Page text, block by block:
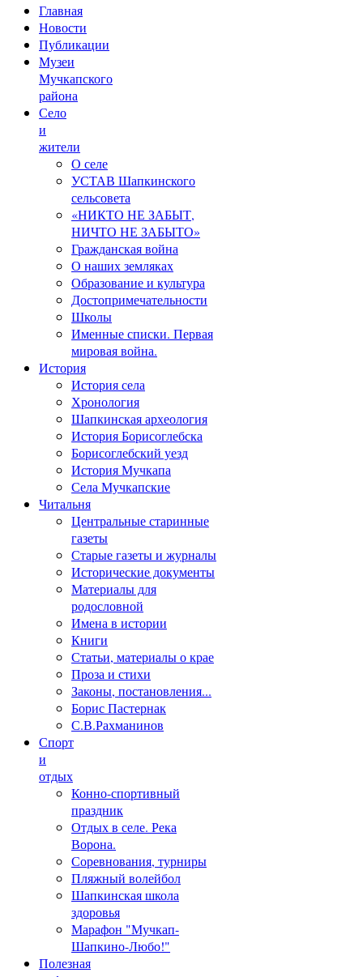
Главная
Новости
Публикации
Музеи
Мучкапского
района
Село
и
жители
О селе
УСТАВ Шапкинского
сельсовета
«НИКТО НЕ ЗАБЫТ,
НИЧТО НЕ ЗАБЫТО»
Гражданская война
О наших земляках
Образование и культура
Достопримечательности
Школы
Именные списки. Первая
мировая война.
История
История села
Хронология
Шапкинская археология
История Борисоглебска
Борисоглебский уезд
История Мучкапа
Села Мучкапские
Читальня
Центральные старинные
газеты
Старые газеты и журналы
Исторические документы
Материалы для
родословной
Имена в истории
Книги
Статьи, материалы о крае
Проза и стихи
Законы, постановления...
Борис Пастернак
С.В.Рахманинов
Спорт
и
отдых
Конно-спортивный
праздник
Отдых в селе. Река
Ворона.
Соревнования, турниры
Пляжный волейбол
Шапкинская школа
здоровья
Марафон "Мучкап-
Шапкино-Любо!"
Полезная